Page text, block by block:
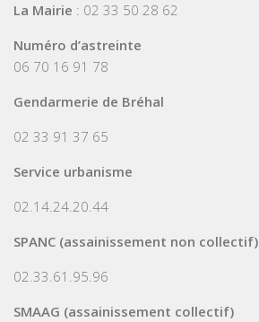
La Mairie : 02 33 50 28 62
Numéro d’astreinte
06 70 16 91 78
Gendarmerie de Bréhal
02 33 91 37 65
Service urbanisme
02.14.24.20.44
SPANC (assainissement non collectif)
02.33.61.95.96
SMAAG (assainissement collectif)